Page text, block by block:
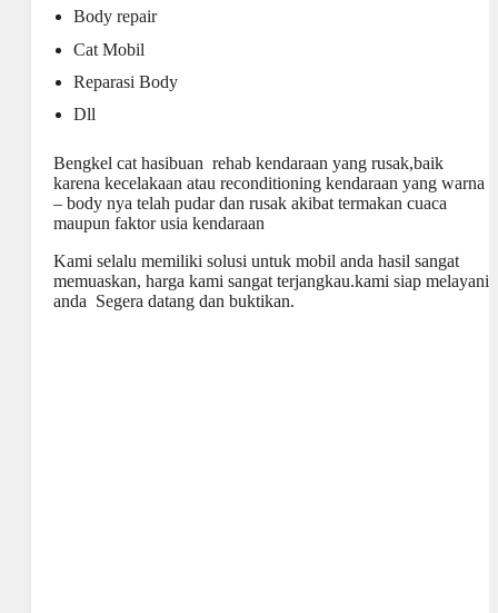
Body repair
Cat Mobil
Reparasi Body
Dll
Bengkel cat hasibuan rehab kendaraan yang rusak,baik
karena kecelakaan atau reconditioning kendaraan yang warna
– body nya telah pudar dan rusak akibat termakan cuaca
maupun faktor usia kendaraan
Kami selalu memiliki solusi untuk mobil anda hasil sangat
memuaskan, harga kami sangat terjangkau.kami siap melayani
anda Segera datang dan buktikan.